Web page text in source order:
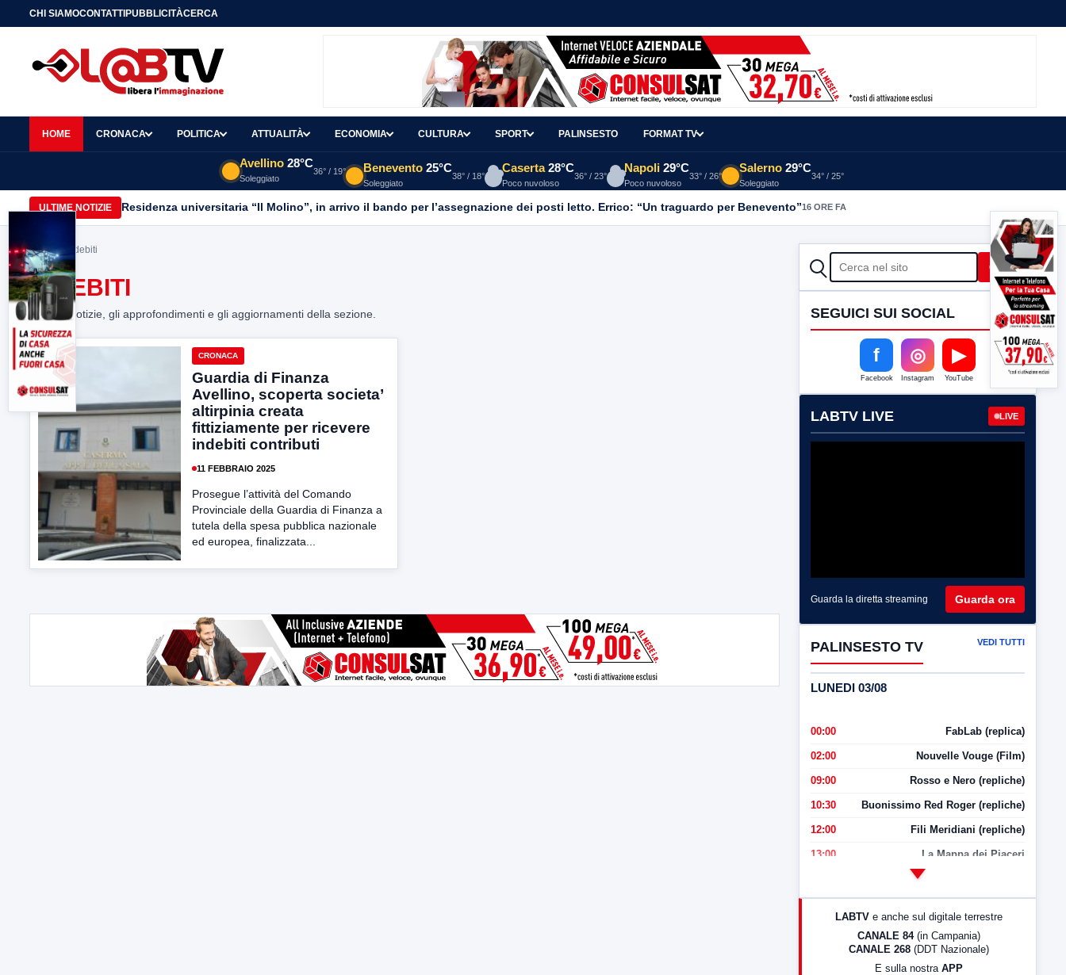
CHI SIAMOCONTATTIPUBBLICITÀCERCA
HOME CRONACA POLITICA ATTUALITÀ ECONOMIA CULTURA SPORT PALINSESTO FORMAT TV
Avellino 28°C
Soleggiato
36° / 19° Benevento 25°C
Soleggiato
38° / 18°
Caserta 28°C
Poco nuvoloso
36° / 23°
Napoli 29°C
Poco nuvoloso
33° / 26°
Salerno 29°C
Soleggiato
34° / 25°
ULTIME NOTIZIE Residenza universitaria “Il Molino”, in arrivo il bando per l’assegnazione dei posti letto. Errico: “Un traguardo per Benevento”16 ORE FA
Home> indebiti
INDEBITI
Tutte le notizie, gli approfondimenti e gli aggiornamenti della sezione.
CRONACA
Guardia di Finanza
Avellino, scoperta societa’
altirpinia creata
fittiziamente per ricevere
indebiti contributi
11 FEBBRAIO 2025
Prosegue l’attività del Comando
Provinciale della Guardia di Finanza a
tutela della spesa pubblica nazionale
ed europea, finalizzata...
CERCA Cerca
SEGUICI SUI SOCIAL
f
Facebook
◎
Instagram
▶
YouTube
LABTV LIVE LIVE
Guarda la diretta streaming Guarda ora
PALINSESTO TV VEDI TUTTI
LUNEDI 03/08
00:00 FabLab (replica)
02:00 Nouvelle Vouge (Film)
09:00 Rosso e Nero (repliche)
10:30 Buonissimo Red Roger (repliche)
12:00 Fili Meridiani (repliche)
13:00 La Mappa dei Piaceri
LabNews (Diretta)
LABTV e anche sul digitale terrestre
CANALE 84 (in Campania)
CANALE 268 (DDT Nazionale)
E sulla nostra APP